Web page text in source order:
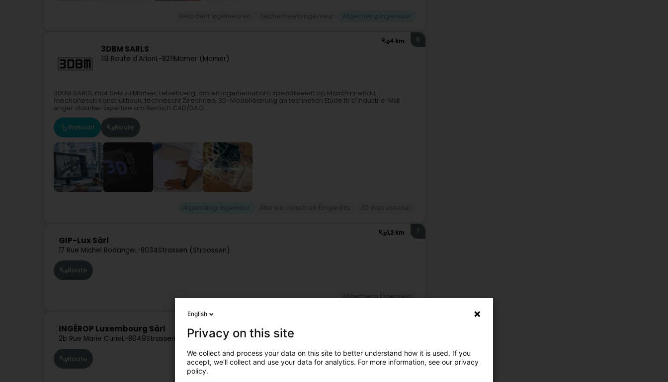
4 km
3DBM SARLS
113 Route d'ArlonL-8211Mamer (Mamer)
6
3DBM SARLS, mat Sëtz zu Mamer, Lëtzebuerg, ass en Ingenieursbüro spezialiséiert op Maschinnebau,
mechanesch Konstruktioun, technescht Zeechnen, 3D-Modelléierung an technesch Etüde fir d'Industrie. Mat
enger staarker Expertise am Beräich CAD/DAO...
Websäit Route
1,2 km
GIP-Lux Sàrl
17 Rue Michel RodangeL-8034Strassen (Stroossen)
7
Route
Allgeméng Ingenieur
INGÉROP Luxembourg Sàrl
2b Rue Marie CurieL-8049Strassen (Stroossen)
Route
English
Privacy on this site
We collect and process your data on this site to better understand how it is used. If you
accept, we'll collect and use your data for analytics. For more information, see our privacy
policy.